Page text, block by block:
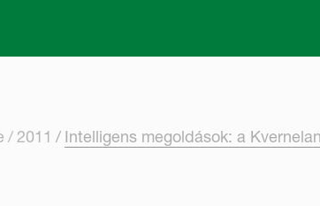
2011 Intelligens megoldások: a